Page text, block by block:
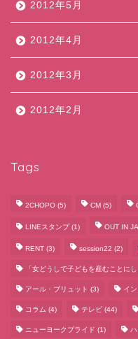
2012年5月
2012年4月
2012年3月
2012年2月
Tags
2CHOPO (5) CM (5)
LINEスタンプ(1) OUT IN
RENT (3) session22 (2)
「女どうしで子どもを産むことにし
アール・ブリュット (3) イ
コラム (4) テレビ (44)
ニューヨークプライド (1)